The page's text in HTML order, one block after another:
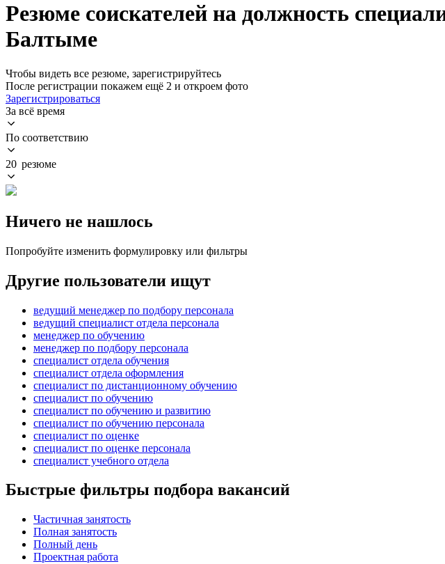
Резюме соискателей на должность
Балтыме
Чтобы видеть все резюме, зарегистрируйтесь
После регистрации покажем ещё 2 и откроем фото
Зарегистрироваться
За всё время
По соответствию
20 резюме
Ничего не нашлось
Попробуйте изменить формулировку или фильтры
Другие пользователи ищут
ведущий менеджер по подбору персонала
ведущий специалист отдела персонала
менеджер по обучению
менеджер по подбору персонала
специалист отдела обучения
специалист отдела оформления
специалист по дистанционному обучению
специалист по обучению
специалист по обучению и развитию
специалист по обучению персонала
специалист по оценке
специалист по оценке персонала
специалист учебного отдела
Быстрые фильтры подбора вакансий
Частичная занятость
Полная занятость
Полный день
Проектная работа